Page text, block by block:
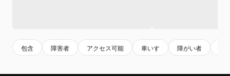
包含 障害者 アクセス可能 車いす 障がい者